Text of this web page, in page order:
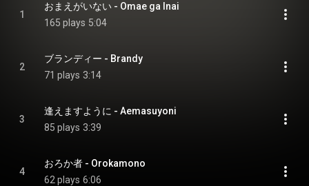
1
おまえがいない - Omae ga Inai
165 plays 5:04
2
ブランディー - Brandy
71 plays 3:14
3
逢えますように - Aemasuyoni
85 plays 3:39
4
おろか者 - Orokamono
62 plays 6:06